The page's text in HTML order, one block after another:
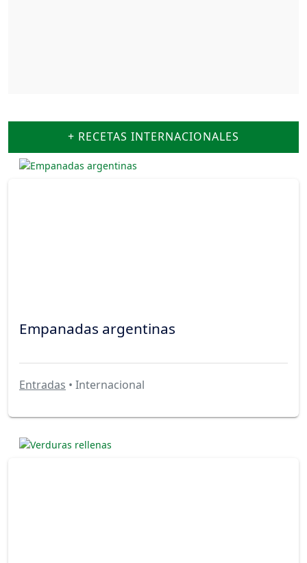
+ RECETAS INTERNACIONALES
Empanadas argentinas
Entradas • Internacional